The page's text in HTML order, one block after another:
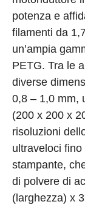
potenza e
filamenti da
un’ampia
PETG. Tra le
diverse
0,8 – 1,0 mm,
(200 x 200 x
risoluzioni
ultraveloci
stampante,
di polvere di
(larghezza) x